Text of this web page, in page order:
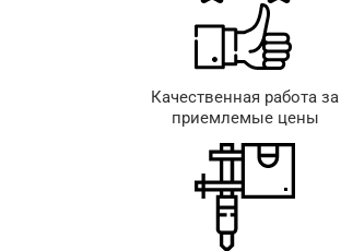
Качественная работа за
приемлемые цены